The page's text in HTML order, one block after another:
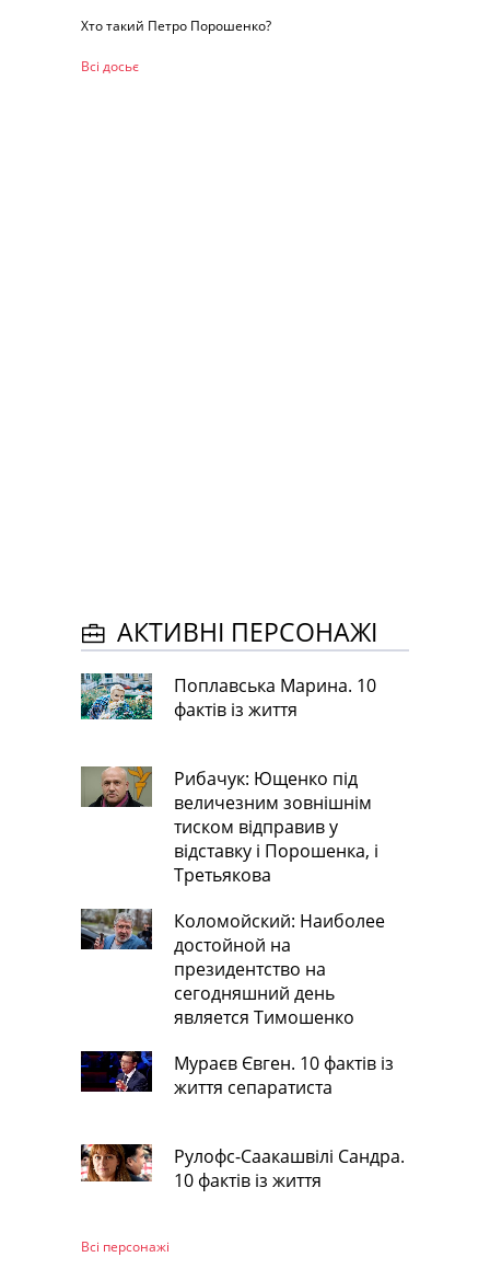
Хто такий Петро Порошенко?
Всі досьє
АКТИВНІ ПЕРСОНАЖІ
Поплавська Марина. 10
фактів із життя
Рибачук: Ющенко під
величезним зовнішнім
тиском відправив у
відставку і Порошенка, і
Третьякова
Коломойский: Наиболее
достойной на
президентство на
сегодняшний день
является Тимошенко
Мураєв Євген. 10 фактів із
життя сепаратиста
Рулофс-Саакашвілі Сандра.
10 фактів із життя
Всі персонажi